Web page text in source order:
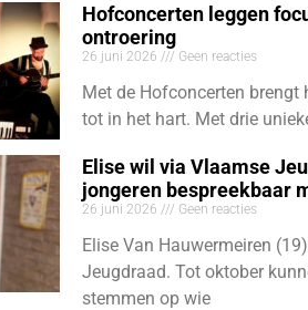
Hofconcerten leggen
ontroering
26 juni 2026 Geen reacties
Met de Hofconcerten
tot in het hart. Met drie
Elise wil via Vlaamse
jongeren bespreekbaar
26 juni 2026 Geen reacties
Elise Van Hauwermeiren
Jeugdraad. Tot oktober
stemmen op wie